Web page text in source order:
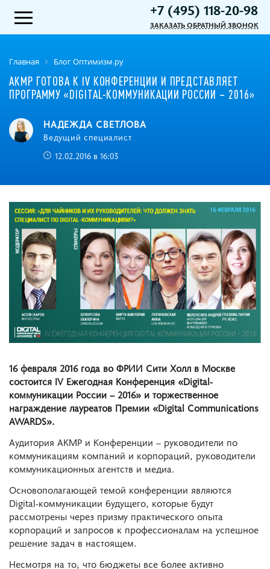
+7 (495) 118-20-98
ЗАКАЗАТЬ ОБРАТНЫЙ ЗВОНОК
Главная Блог Оптимизм.ру
АКМР ГОТОВА К IV КОНФЕРЕНЦИИ И ПРЕДСТАВЛЯЕТ
ПРОГРАММУ «DIGITAL-КОММУНИКАЦИИ РОССИИ – 2016»
НАДЕЖДА СВЕТЛОВА
Ведущий специалист
12.02.2016 в 16:03
16 февраля 2016 года во ФРИИ Сити Холл в Москве
состоится IV Ежегодная Конференция «Digital-
коммуникации России – 2016» и торжественное
награждение лауреатов Премии «Digital Communications
AWARDS».
Аудитория АКМР и Конференции – руководители по
коммуникациям компаний и корпораций, руководители
коммуникационных агентств и медиа.
Основополагающей темой конференции являются
Digital-коммуникации будущего, которые будут
рассмотрены через призму практического опыта
корпораций и запросов к профессионалам на успешное
решение задач в настоящем.
Несмотря на то, что бюджеты все более активно